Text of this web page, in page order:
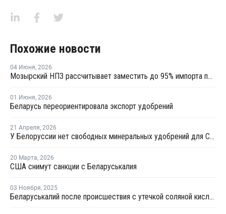
Похожие новости
04 Июня, 2026
Мозырский НПЗ рассчитывает заместить до 95% импорта полипропилена в Беларуси
01 Июня, 2026
Беларусь переориентировала экспорт удобрений
21 Апреля, 2026
У Белоруссии нет свободных минеральных удобрений для США
20 Марта, 2026
США снимут санкции с Беларуськалия
03 Ноября, 2025
Беларуськалий после происшествия с утечкой соляной кислоты работает штатно